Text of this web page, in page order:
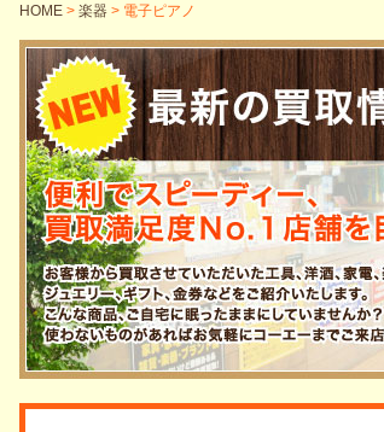
HOME > 楽器 > 電子ピアノ